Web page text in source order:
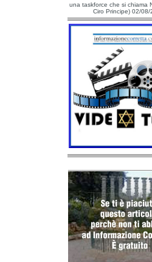
una taskforce che si chiama
Ciro Principe) 02/08/